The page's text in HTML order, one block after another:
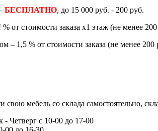
БЕСПЛАТНО, до 15 000 руб. - 200 руб.
от стоимости заказа х1 этаж (не менее
– 1,5 % от стоимости заказа (не менее 200
мебель со склада самостоятельно,
- Четверг с 10-00 до 17-00